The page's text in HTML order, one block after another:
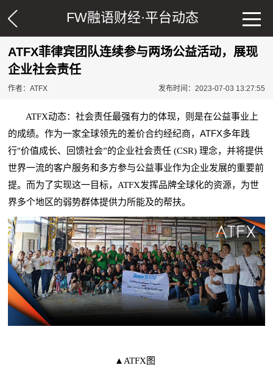
FW融语财经·平台动态
ATFX菲律宾团队连续参与两场公益活动，展现
企业社会责任
作者：ATFX 发布时间：2023-07-03 13:27:55
ATFX动态：社会责任最强有力的体现，则是在公益事业上
的成绩。作为一家全球领先的差价合约经纪商，ATFX多年践
行"价值成长、回馈社会”的企业社会责任 (CSR) 理念，并将提供
世界一流的客户服务和多方参与公益事业作为企业发展的重要前
提。而为了实现这一目标，ATFX发挥品牌全球化的资源，为世
界多个地区的弱势群体提供力所能及的帮扶。
▲ATFX图